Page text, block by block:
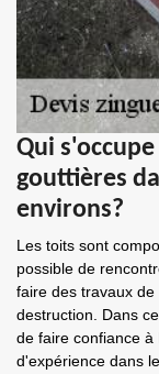
Qui
gouttières
environs?
Les toits sont
possible de
faire des travaux
destruction. Dans
de faire confiance à
d'expérience dans